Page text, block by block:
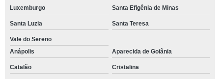
Luxemburgo Santa Efigênia de Minas
Santa Luzia Santa Teresa
Vale do Sereno
Anápolis
Aparecida de Goiânia
Catalão Cristalina